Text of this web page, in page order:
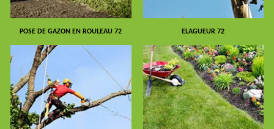
POSE DE GAZON EN ROULEAU 72 ELAGUEUR 72